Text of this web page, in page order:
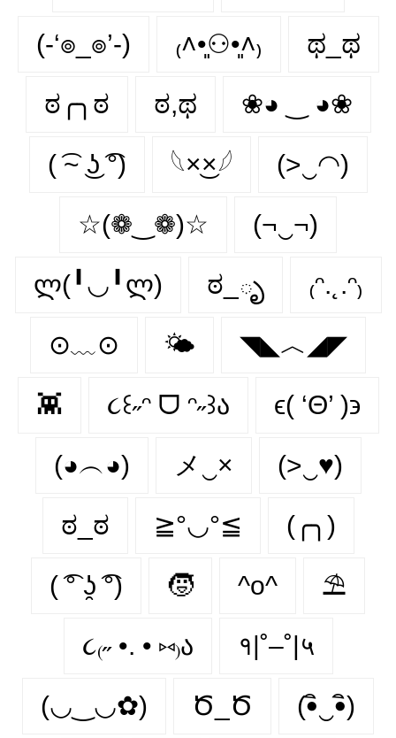
(-‘๏_๏’-) ₍˄•͈⚇•͈˄₎ ಥ_ಥ
ಠ╭╮ಠ ಠ,ಥ ❀◕ ‿ ◕❀
( ͡~ ͜ʖ ͡°) 𓆩×͜×𓆪 (>‿◠)
☆(❁‿❁)☆ (¬‿¬)
ლ(╹◡╹ლ) ಠ_ృ ₍ᵔ.˛.ᵔ₎
⊙﹏⊙ 🌤️ ◥◣︿◢◤
👾 ૮꒰˶ᵔ ᗜ ᵔ˶꒱ა ϵ( ‘Θ’ )϶
(◕︵◕) メ‿× (>‿♥)
ಠ_ಠ ≧°◡°≦ (╭╮)
( ͡° ʖ̯ ͡°) 🧒 ^o^ ⛱
૮₍˶ •. • ⑅₎ა १|˚–˚|५
(◡‿◡✿) Ծ_Ծ (•ิ‿•ิ)